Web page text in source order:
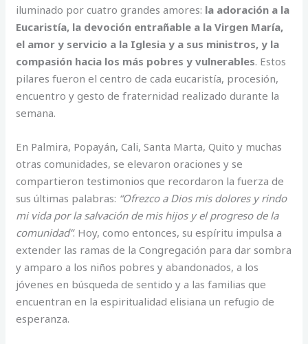
iluminado por cuatro grandes amores: la adoración a la
Eucaristía, la devoción entrañable a la Virgen María,
el amor y servicio a la Iglesia y a sus ministros, y la
compasión hacia los más pobres y vulnerables. Estos
pilares fueron el centro de cada eucaristía, procesión,
encuentro y gesto de fraternidad realizado durante la
semana.
En Palmira, Popayán, Cali, Santa Marta, Quito y muchas
otras comunidades, se elevaron oraciones y se
compartieron testimonios que recordaron la fuerza de
sus últimas palabras: “Ofrezco a Dios mis dolores y rindo
mi vida por la salvación de mis hijos y el progreso de la
comunidad”. Hoy, como entonces, su espíritu impulsa a
extender las ramas de la Congregación para dar sombra
y amparo a los niños pobres y abandonados, a los
jóvenes en búsqueda de sentido y a las familias que
encuentran en la espiritualidad elisiana un refugio de
esperanza.